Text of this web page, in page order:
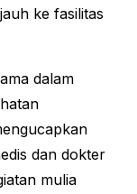
ke fasilitas
dalam
dan dokter
mulia